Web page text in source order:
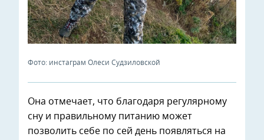
Фото: инстаграм Олеси Судзиловской
Она отмечает, что благодаря регулярному
сну и правильному питанию может
позволить себе по сей день появляться на